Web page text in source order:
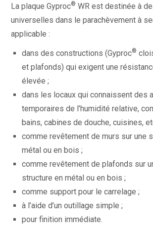
La plaque Gyproc® WR est destinée à
universelles dans le parachèvement à
applicable :
dans des constructions (Gyproc®
et plafonds) qui exigent une
élevée ;
dans les locaux qui connaissent des
temporaires de l’humidité relative,
bains, cabines de douche, cuisines,
comme revêtement de murs sur une
métal ou en bois ;
comme revêtement de plafonds sur
structure en métal ou en bois ;
comme support pour le carrelage ;
à l’aide d’un outillage simple ;
pour finition immédiate.